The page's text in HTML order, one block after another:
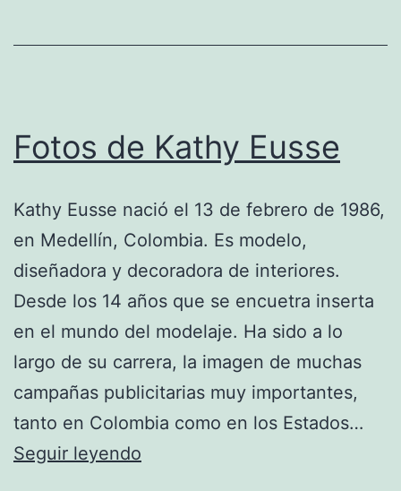
Fotos de Kathy Eusse
Kathy Eusse nació el 13 de febrero de 1986,
en Medellín, Colombia. Es modelo,
diseñadora y decoradora de interiores.
Desde los 14 años que se encuetra inserta
en el mundo del modelaje. Ha sido a lo
largo de su carrera, la imagen de muchas
campañas publicitarias muy importantes,
tanto en Colombia como en los Estados…
Seguir leyendo